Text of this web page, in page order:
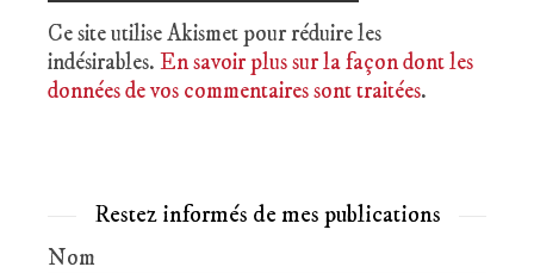
Ce site utilise Akismet pour réduire les
indésirables. En savoir plus sur la façon dont les
données de vos commentaires sont traitées.
Restez informés de mes publications
Nom